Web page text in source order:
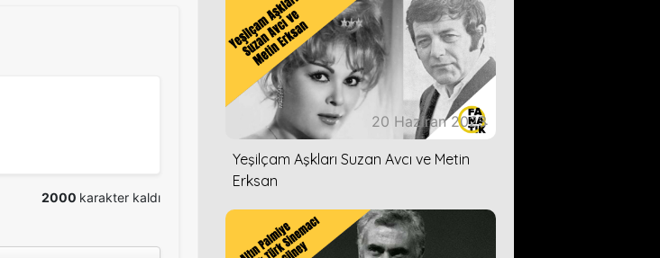
2000 karakter kaldı
20 Haziran 2023
Yeşilçam Aşkları Suzan Avcı ve Metin
Erksan